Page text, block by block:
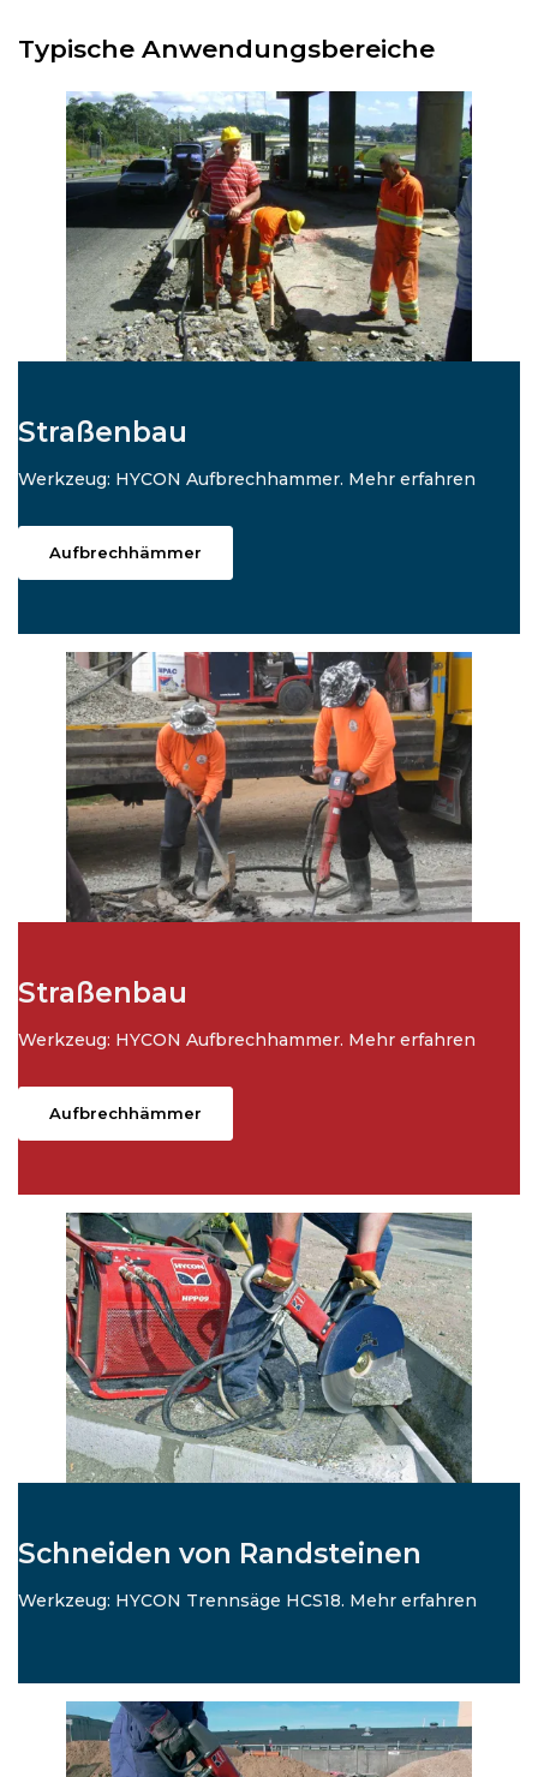
Typische Anwendungsbereiche
Straßenbau
Werkzeug: HYCON Aufbrechhammer. Mehr erfahren
Aufbrechhämmer
Straßenbau
Werkzeug: HYCON Aufbrechhammer. Mehr erfahren
Aufbrechhämmer
Schneiden von Randsteinen
Werkzeug: HYCON Trennsäge HCS18. Mehr erfahren